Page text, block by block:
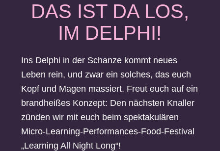
DAS IST DA LOS,
IM DELPHI!
Ins Delphi in der Schanze kommt neues
Leben rein, und zwar ein solches, das euch
Kopf und Magen massiert. Freut euch auf ein
brandheißes Konzept: Den nächsten Knaller
zünden wir mit euch beim spektakulären
Micro-Learning-Performances-Food-Festival
„Learning All Night Long“!